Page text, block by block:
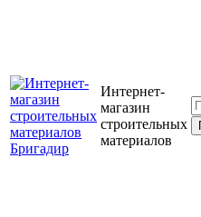
Интернет-
магазин
строительных
материалов